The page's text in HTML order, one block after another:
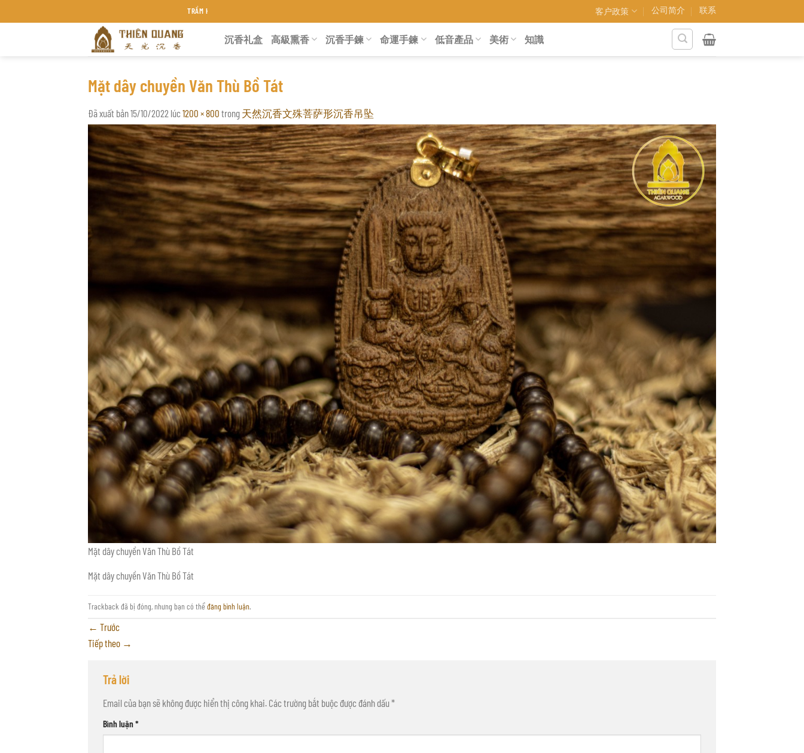
đến
TRẦM HƯƠNG THIÊN QUANG KHÁNH HÒA 客户政策 公司简介 联系
沉香礼盒 高級熏香 沉香手鍊 命運手鍊 低音產品 美術 知識
Mặt dây chuyền Văn Thù Bồ Tát
Đã xuất bản15/10/2022 lúc1200 × 800 trong 天然沉香文殊菩萨形沉香吊坠
Mặt dây chuyền Văn Thù Bồ Tát
Mặt dây chuyền Văn Thù Bồ Tát
Trackback đã bị đóng, nhưng bạn có thểđăng bình luận.
← Trước
Tiếp theo →
Trả lời
Email của bạn sẽ không được hiển thị công khai. Các trường bắt buộc được đánh dấu*
Bình luận*